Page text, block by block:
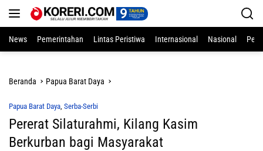
News
Pemerintahan Lintas Peristiwa Internasional Nasional
Beranda Papua Barat Daya
Papua Barat Daya, Serba-Serbi
Pererat Silaturahmi, Kilang Kasim
Berkurban bagi Masyarakat